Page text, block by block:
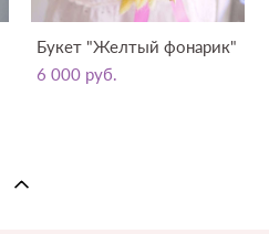
Букет "Желтый фонарик"
6 000 pуб.